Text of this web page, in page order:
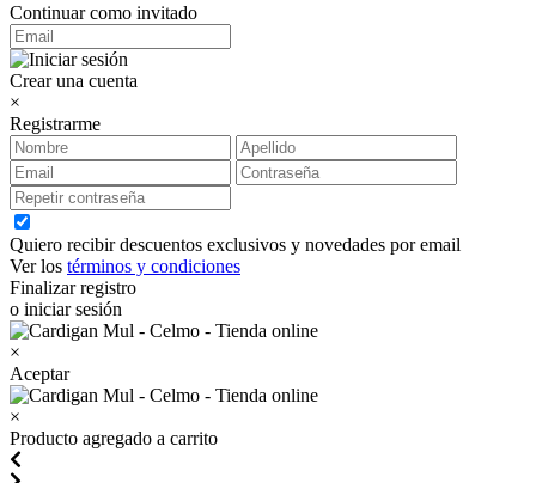
Continuar como invitado
Crear una cuenta
×
Registrarme
Quiero recibir descuentos exclusivos y novedades por email
Ver los términos y condiciones
Finalizar registro
o iniciar sesión
×
Aceptar
×
Producto agregado a carrito